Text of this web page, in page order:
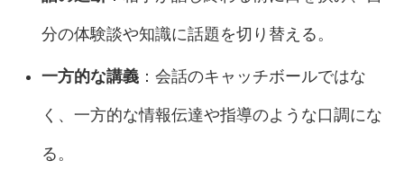
分の体験談や知識に話題を切り替える。
一方的な講義：会話のキャッチボールではな
く、一方的な情報伝達や指導のような口調にな
る。